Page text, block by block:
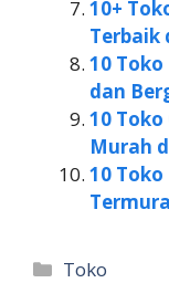
10+
Terbaik
10
dan
10 Toko
Murah
10
Kategori
Toko